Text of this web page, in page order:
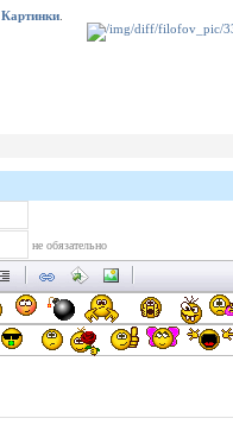
Картинки
не обязательно